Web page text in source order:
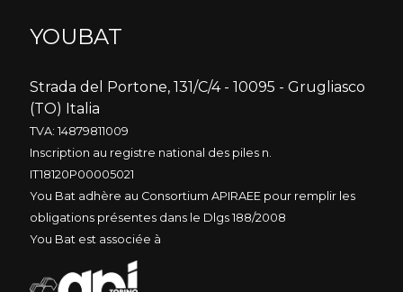
YOUBAT
Strada del Portone, 131/C/4 - 10095 - Grugliasco
(TO) Italia
TVA: 14879811009
Inscription au registre national des piles n.
IT18120P00005021
You Bat adhère au Consortium APIRAEE pour remplir les
obligations présentes dans le Dlgs 188/2008
You Bat est associée à